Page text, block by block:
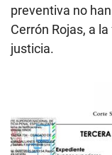
preventiva no
Cerrón Rojas, a
justicia.